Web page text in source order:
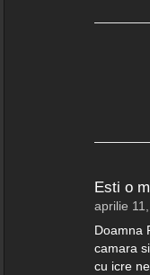
Esti o
aprilie
Doamna
camara
cu icre